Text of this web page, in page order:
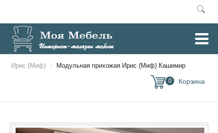
Главная / Модульные прихожие
Ирис (Миф) / Модульная прихожая Ирис (Миф) Кашемир
0